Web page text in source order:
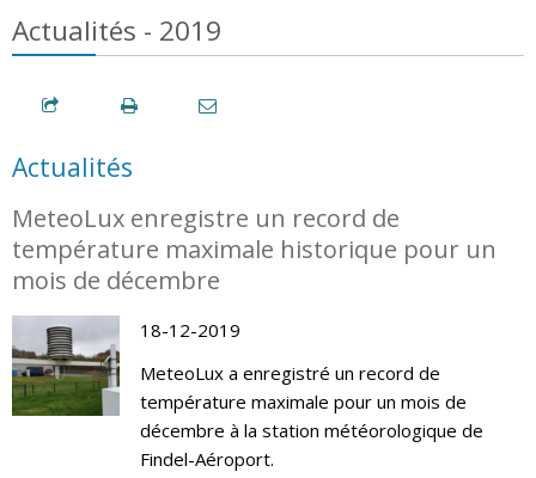
Actualités - 2019
Actualités
MeteoLux enregistre un record de
température maximale historique pour un
mois de décembre
18-12-2019
MeteoLux a enregistré un record de
température maximale pour un mois de
décembre à la station météorologique de
Findel-Aéroport.